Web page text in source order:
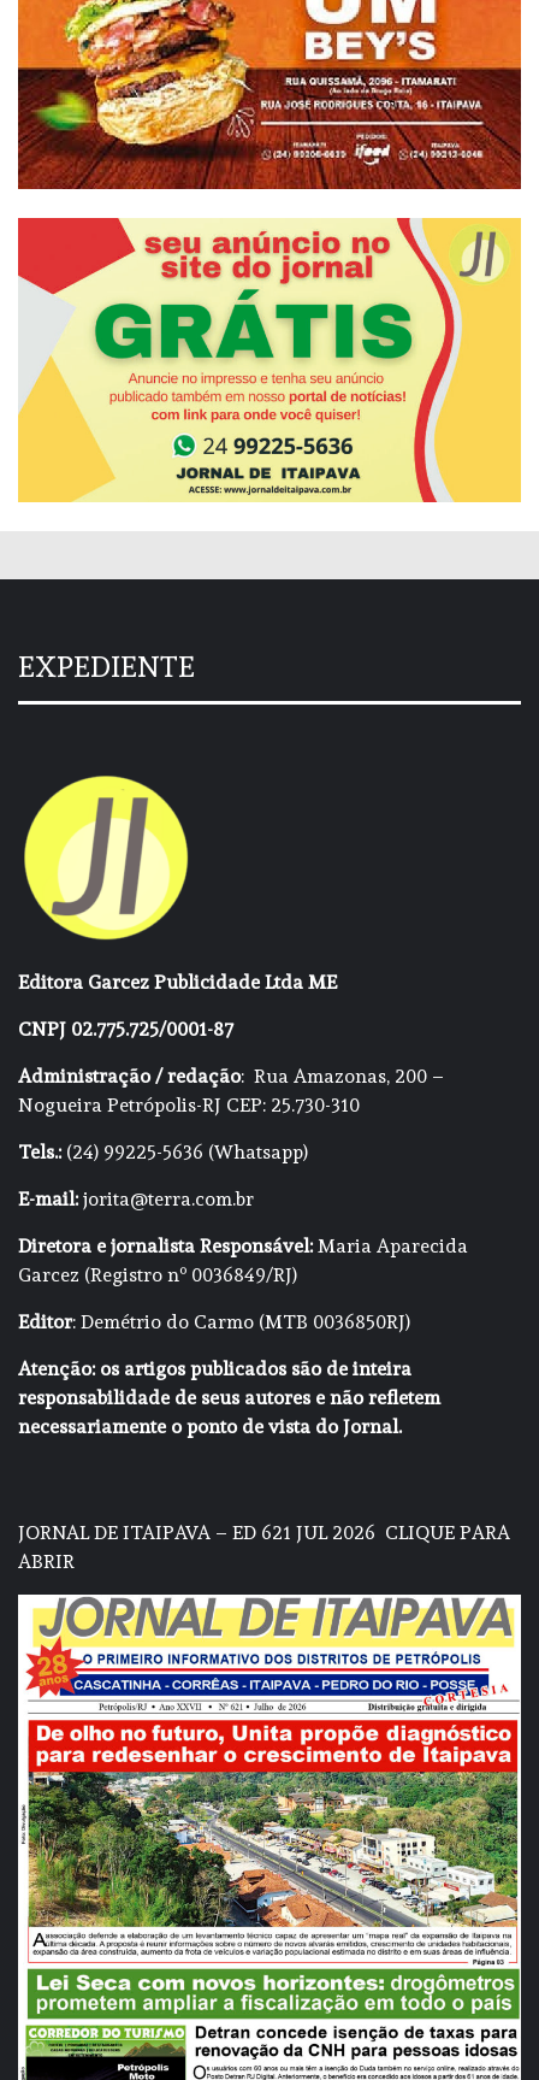
EXPEDIENTE
Editora Garcez Publicidade Ltda ME
CNPJ 02.775.725/0001-87
Administração / redação: Rua Amazonas, 200 –
Nogueira Petrópolis-RJ CEP: 25.730-310
Tels.:(24) 99225-5636 (Whatsapp)
E-mail:jorita@terra.com.br
Diretora e jornalista Responsável:Maria Aparecida
Garcez (Registro nº 0036849/RJ)
Editor: Demétrio do Carmo (MTB 0036850RJ)
Atenção: os artigos publicados são de inteira
responsabilidade de seus autores e não refletem
necessariamente o ponto de vista do Jornal.
JORNAL DE ITAIPAVA – ED 621 JUL 2026 CLIQUE PARA
ABRIR